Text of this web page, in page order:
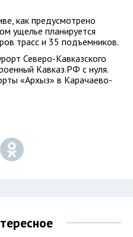
как предусмотрено
ущелье планируется
трасс и 35 подъемников.
Северо-Кавказского
Кавказ.РФ с нуля.
«Архыз» в Карачаево-